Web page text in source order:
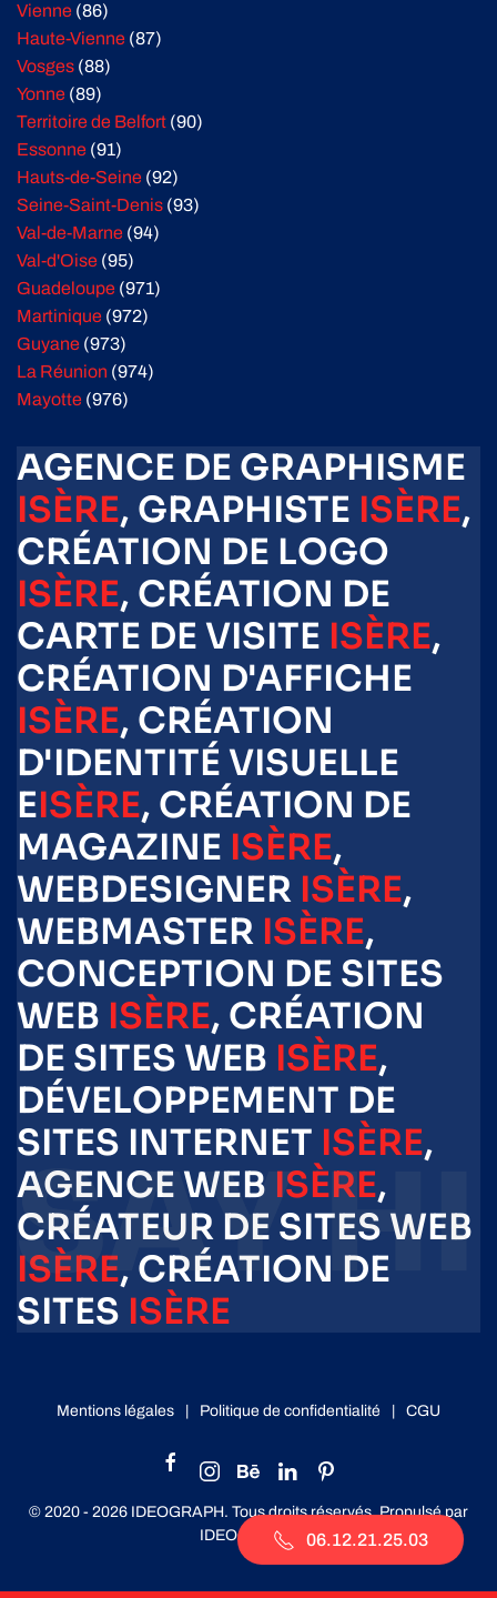
Vienne (86)
Haute-Vienne (87)
Vosges (88)
Yonne (89)
Territoire de Belfort (90)
Essonne (91)
Hauts-de-Seine (92)
Seine-Saint-Denis (93)
Val-de-Marne (94)
Val-d'Oise (95)
Guadeloupe (971)
Martinique (972)
Guyane (973)
La Réunion (974)
Mayotte (976)
AGENCE DE GRAPHISME
ISÈRE, GRAPHISTE ISÈRE,
CRÉATION DE LOGO
ISÈRE, CRÉATION DE
CARTE DE VISITE ISÈRE,
CRÉATION D'AFFICHE
ISÈRE, CRÉATION
D'IDENTITÉ VISUELLE
EISÈRE, CRÉATION DE
MAGAZINE ISÈRE,
WEBDESIGNER ISÈRE,
WEBMASTER ISÈRE,
CONCEPTION DE SITES
WEB ISÈRE, CRÉATION
DE SITES WEB ISÈRE,
DÉVELOPPEMENT DE
SITES INTERNET ISÈRE,
AGENCE WEB ISÈRE,
CRÉATEUR DE SITES WEB
ISÈRE, CRÉATION DE
SITES ISÈRE
Mentions légales Politique de confidentialité CGU
© 2020 - 2026 IDEOGRAPH. Tous droits réservés. Propulsé par
IDEOGRAPH
06.12.21.25.03